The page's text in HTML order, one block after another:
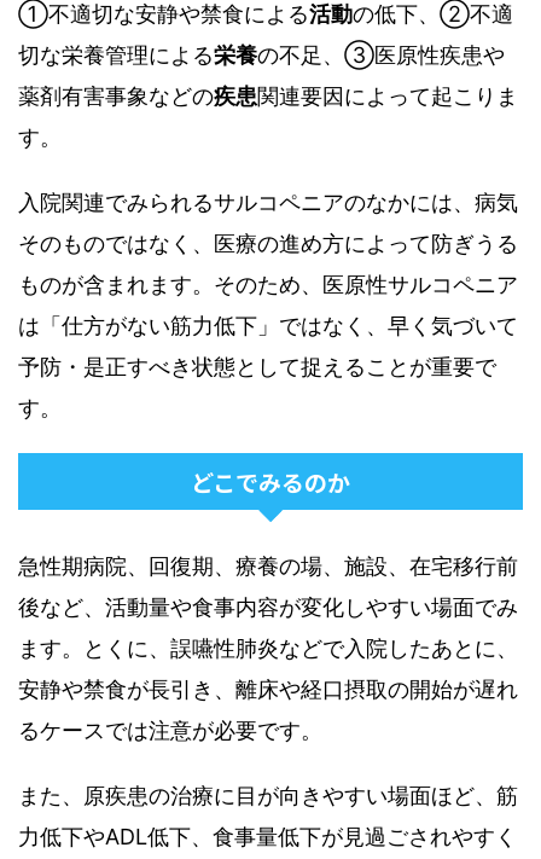
①不適切な安静や禁食による活動の低下、②不適
切な栄養管理による栄養の不足、③医原性疾患や
薬剤有害事象などの疾患関連要因によって起こりま
す。
入院関連でみられるサルコペニアのなかには、病気
そのものではなく、医療の進め方によって防ぎうる
ものが含まれます。そのため、医原性サルコペニア
は「仕方がない筋力低下」ではなく、早く気づいて
予防・是正すべき状態として捉えることが重要で
す。
どこでみるのか
急性期病院、回復期、療養の場、施設、在宅移行前
後など、活動量や食事内容が変化しやすい場面でみ
ます。とくに、誤嚥性肺炎などで入院したあとに、
安静や禁食が長引き、離床や経口摂取の開始が遅れ
るケースでは注意が必要です。
また、原疾患の治療に目が向きやすい場面ほど、筋
力低下やADL低下、食事量低下が見過ごされやすく